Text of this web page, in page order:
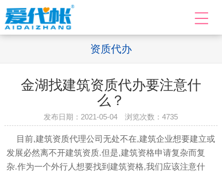
资质代办
金湖找建筑资质代办要注意什
么？
发布日期：2021-05-04 浏览次数：4735
目前,建筑资质代理公司无处不在,建筑企业想要建立或
发展必然离不开建筑资质.但是,建筑资格申请复杂而复
杂.作为一个外行人想要找到建筑资格,我们应该注意什